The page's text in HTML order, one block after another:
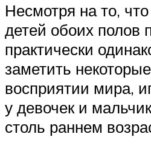
Несмотря на то,
детей обоих полов
практически
заметить
восприятии мира,
у девочек и
столь раннем